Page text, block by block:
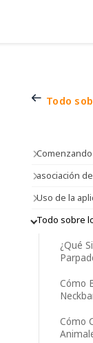
Todo
Comenzando
asociación
Uso de la
Todo sobre
¿Qué
Cómo
Cómo